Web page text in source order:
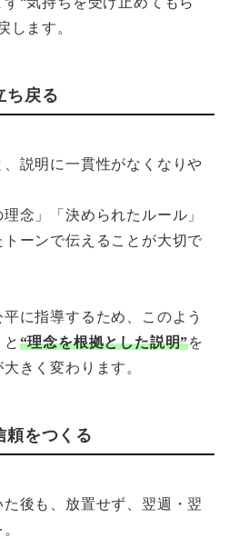
します。
ち戻る
説明に一貫性がなくなりや
念」「決められたルール」
ーンで伝えることが大切で
平に指導するため、このよう
“理念を根拠とした説明”を
きく変わります。
頼をつくる
た後も、放置せず、翌週・翌